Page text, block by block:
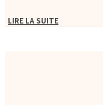
LIRE LA SUITE